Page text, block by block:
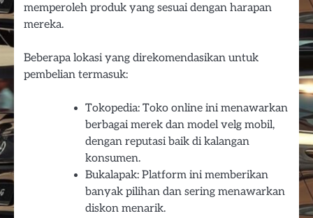
memperoleh produk yang sesuai dengan harapan
mereka.
Beberapa lokasi yang direkomendasikan untuk
pembelian termasuk:
Tokopedia: Toko online ini menawarkan
berbagai merek dan model velg mobil,
dengan reputasi baik di kalangan
konsumen.
Bukalapak: Platform ini memberikan
banyak pilihan dan sering menawarkan
diskon menarik.